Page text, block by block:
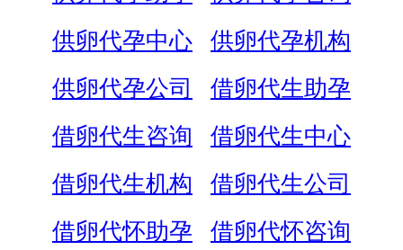
供卵代孕中心
供卵代孕机构
供卵代孕公司
借卵代生助孕
借卵代生咨询
借卵代生中心
借卵代生机构
借卵代生公司
借卵代怀助孕
借卵代怀咨询